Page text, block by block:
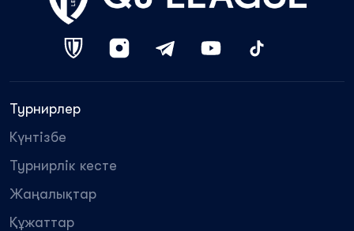
Турнирлер
Күнтізбе
Турнирлік кесте
Жаңалықтар
Құжаттар